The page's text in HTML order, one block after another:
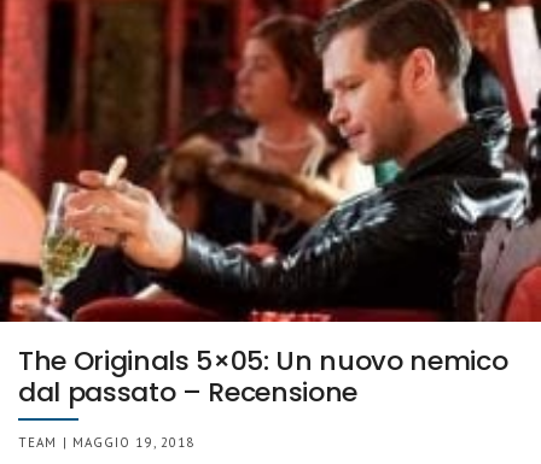
The Originals 5×05: Un nuovo nemico
dal passato – Recensione
TEAM | MAGGIO 19, 2018